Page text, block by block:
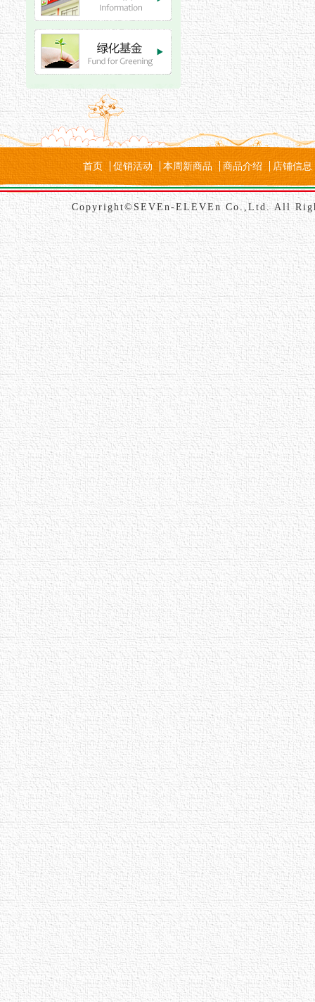
首页 促销活动 本周新商品 商品介绍 店铺信息
Copyright©SEVEn-ELEVEn Co.,Ltd. All